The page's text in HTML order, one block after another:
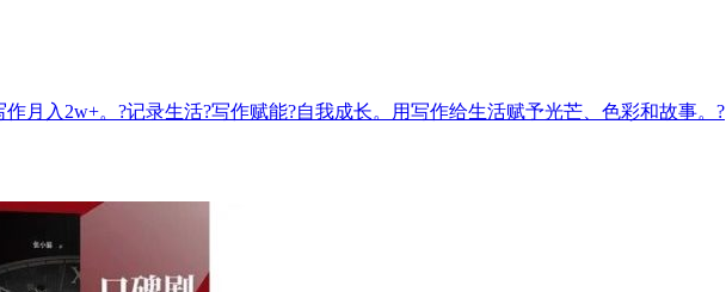
月入2w+。?记录生活?写作赋能?自我成长。用写作给生活赋予光芒、色彩和故事。?